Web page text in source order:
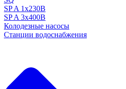
SP A 1x230В
SP A 3x400В
Колодезные насосы
Станции водоснабжения